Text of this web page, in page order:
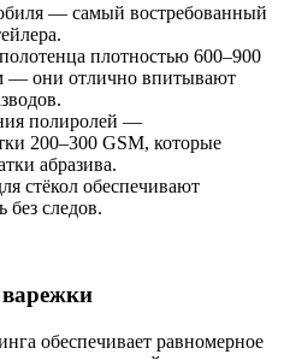
— самый востребованный
плотностью 600–900
— они отлично впитывают
полиролей —
200–300 GSM, которые
абразива.
стёкол обеспечивают
без следов.
обеспечивает равномерное